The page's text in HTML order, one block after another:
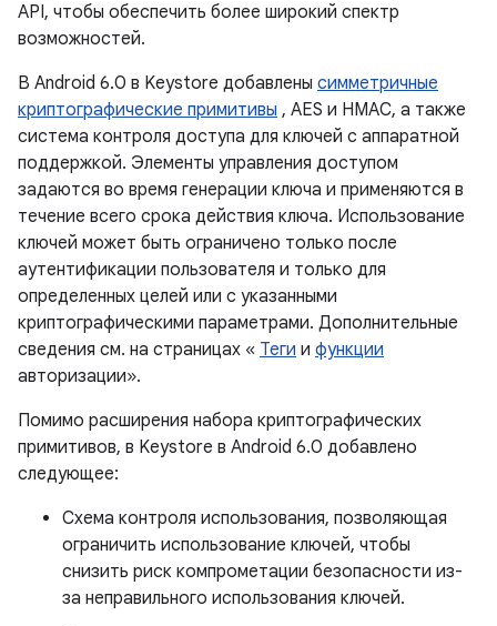
API, чтобы обеспечить более широкий спектр
возможностей.
В Android 6.0 в Keystore добавлены симметричные
криптографические примитивы , AES и HMAC, а также
система контроля доступа для ключей с аппаратной
поддержкой. Элементы управления доступом
задаются во время генерации ключа и применяются в
течение всего срока действия ключа. Использование
ключей может быть ограничено только после
аутентификации пользователя и только для
определенных целей или с указанными
криптографическими параметрами. Дополнительные
сведения см. на страницах « Теги и функции
авторизации».
Помимо расширения набора криптографических
примитивов, в Keystore в Android 6.0 добавлено
следующее:
Схема контроля использования, позволяющая
ограничить использование ключей, чтобы
снизить риск компрометации безопасности из-
за неправильного использования ключей.